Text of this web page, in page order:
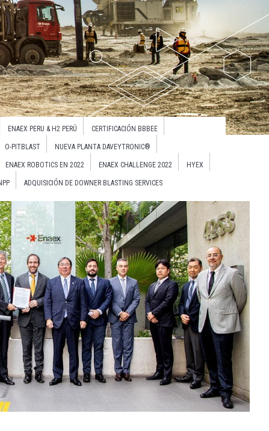
ENAEX PERU & H2 PERÚ CERTIFICACIÓN BBBEE
O-PITBLAST NUEVA PLANTA DAVEYTRONIC®
ENAEX ROBOTICS EN 2022 ENAEX CHALLENGE 2022 HYEX
ADQUISICIÓN DE DOWNER BLASTING SERVICES